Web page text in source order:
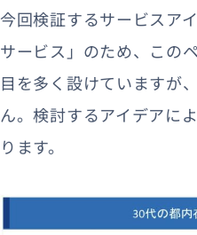
今回検証するサービスア
サービス」のため、この
目を多く設けていますが
ん。検討するアイデアに
ります。